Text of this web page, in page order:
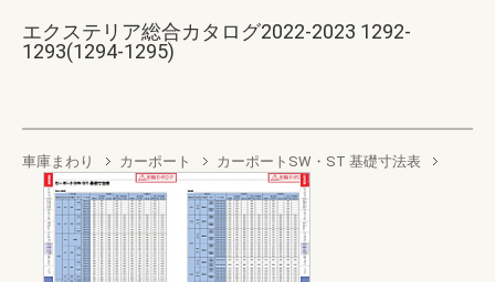
エクステリア総合カタログ2022-2023 1292-
1293(1294-1295)
車庫まわり カーポート カーポートSW・ST 基礎寸法表